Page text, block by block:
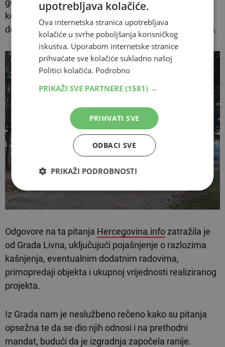
gotovo sedam godina kasnije nije predan na
korištenje, ostaje nejasno što se u međuvremenu
događalo s ovim projektom i koliko je na kraju koštao.
Odgovore na ta pitanja Hercegovina.info zatražila je
od Grada Livna, uključujući pojašnjenje o razlozima
kašnjenja, eventualnim dodatnim radovima,
primopredaji objekta i ukupnoj vrijednosti realiziranog
projekta.
Iz Grada nam je neslužbeno rečeno kako su pitanja
opsežna te da se dio njih odnosi i na prethodni
mandat, budući da je izgradnja započela ranije.
upotrebljava kolačiće.
Ova internetska stranica upotrebljava
kolačiće u svrhe poboljšanja korisničkog
iskustva. Uporabom internetske stranice
prihvaćate sve kolačiće sukladno našoj
Politici kolačića. Podrobno
PRIKAŽI SVE PARTNERE (1581) →
PRIHVATI SVE
ODBACI SVE
PRIKAŽI PODROBNOSTI